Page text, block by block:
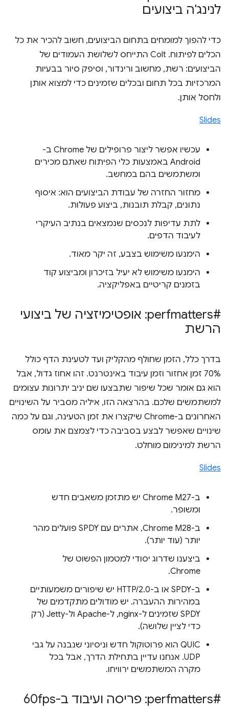
לנינג'ה ביצועים
כדי להפוך למומחים בתחום הביצועים, חשוב להכיר את כל
הכלים לפיתוח. Colt התייחס לשלושת העמודים של
הביצועים: רשת, מחשוב ורינדור, וסיפק סיור בבעיות
המרכזיות בכל תחום ובכלים שזמינים כדי למצוא אותן
ולחסל אותן.
Slides
עכשיו אפשר ליצור פרופילים של Chrome ב-
Android באמצעות כלי הפיתוח שאתם מכירים
ומשתמשים בהם במחשב.
מחזור החזרה של עבודת הביצועים הוא: איסוף
נתונים, קבלת תובנות, ביצוע פעולות.
לתת עדיפות לנכסים שנמצאים בנתיב העיקרי
לעיבוד הדפים.
הימנעו משימוש בצבע, זה יקר מאוד.
הימנעו משימוש לא יעיל בזיכרון ומביצוע קוד
בזמנים קריטיים באפליקציה.
#perfmatters: אופטימיזציה של ביצועי
הרשת
בדרך כלל, הזמן שחולף מהקליק ועד לטעינת הדף כולל
70% זמן אחזור וזמן עיבוד באינטרנט. זהו אחוז גדול, אבל
הוא גם אומר שכל שיפור שתבצעו שם יניב יתרונות עצומים
למשתמשים שלכם. בהרצאה הזו, איליה מסביר על השינויים
האחרונים ב-Chrome שיקצרו את זמן הטעינה, וגם על כמה
שינויים שאפשר לבצע בסביבה כדי לצמצם את עומס
הרשת למינימום מוחלט.
Slides
ב-Chrome M27 יש מתזמן משאבים חדש
ומשופר.
ב-Chrome M28, אתרים עם SPDY פועלים מהר
יותר (עוד יותר).
ביצענו שדרוג יסודי למטמון הפשוט של
Chrome.
ב-SPDY או ב-HTTP/2.0 יש שיפורים משמעותיים
במהירות ההעברה. יש מודולים מתקדמים של
SPDY שזמינים ל-nginx, ל-Apache ול-Jetty (רק
כדי לציין שלושה).
QUIC הוא פרוטוקול חדש וניסיוני שנבנה על גבי
UDP. אנחנו עדיין בתחילת הדרך, אבל בכל
מקרה המשתמשים ירוויחו.
#perfmatters: פריסה ועיבוד ב-60fps